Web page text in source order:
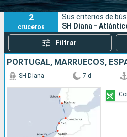
2
cruceros
Sus criterios de
SH Diana -
Filtrar
PORTUGAL, MARRUECOS,
SH Diana 7 d